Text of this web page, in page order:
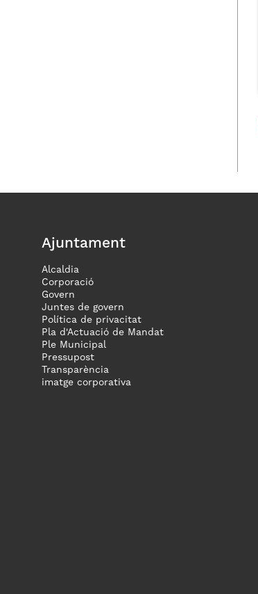
Ajuntament
Alcaldia
Corporació
Govern
Juntes de govern
Política de privacitat
Pla d'Actuació de Mandat
Ple Municipal
Pressupost
Transparència
imatge corporativa